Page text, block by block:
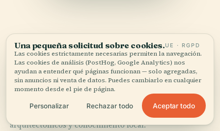
FUENTES
Verificado,y a la vista.
Investigado y redactado por el equipo editorial de
Audiala a partir de registros históricos, archivos
arquitectónicos y conocimiento local.
Una pequeña solicitud sobre cookies.UE · RGPD
Las cookies estrictamente necesarias permiten la navegación.
Las cookies de análisis (PostHog, Google Analytics) nos
ayudan a entender qué páginas funcionan — solo agregadas,
sin anuncios ni venta de datos. Puedes cambiarlo en cualquier
momento desde el pie de página.
Personalizar Rechazar todo Aceptar todo